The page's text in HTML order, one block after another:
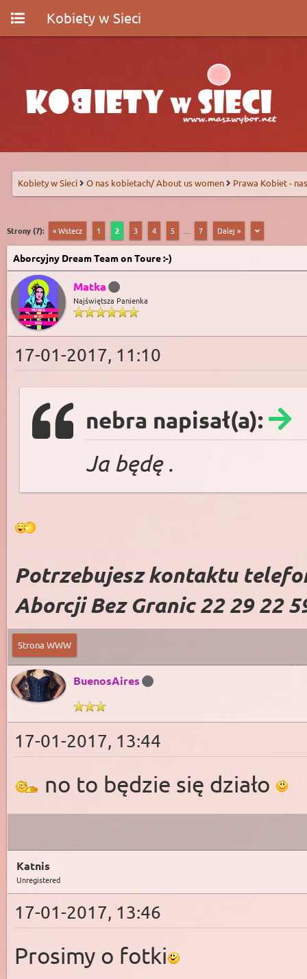
Kobiety w Sieci
Kobiety w Sieci O nas kobietach/ About us women Prawa Kobiet -
Strony (7): « Wstecz 1 2 3 4 5 7 Dalej »
Aborcyjny Dream Team on Toure :-)
Matka
Najświętsza Panienka
17-01-2017, 11:10
nebra napisał(a):
Ja będę .
Potrzebujesz kontaktu
Aborcji Bez Granic 22 29 22
Strona WWW
BuenosAires
17-01-2017, 13:44
no to będzie się działo
Katnis
Unregistered
17-01-2017, 13:46
Prosimy o fotki